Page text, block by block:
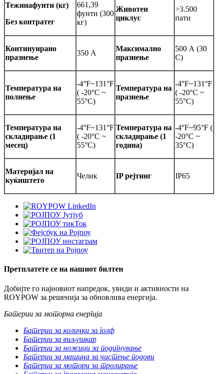
Тежинафунти (кг)
Без контратег
661,39
фунти (300
кг)
Животен
циклус
>3.500
пати
Континуирано
празнење
350 А
Максимално
празнење
500 А (30
С)
Температура на
полнење
-4°F~131°F
( -20°C ~
55°C)
Температура на
празнење
-4°F~131°F
( -20°C ~
55°C)
Температура на
складирање (1
месец)
-4°F~131°F
( -20°C ~
55°C)
Температура на
складирање (1
година)
-4°F~95°F (
-20°C ~
35°C)
Материјал на
куќиштето
Челик IP рејтинг IP65
Претплатете се на нашиот билтен
Добијте го најновиот напредок, увиди и активности на
ROYPOW за решенија за обновлива енергија.
Батерии за моторна енергија
Батерии за колички за голф
Батерии за виљушкар
Батерии за ножици за подигнување
Батерии за машина за чистење подови
Батерии за мотори за тролирање